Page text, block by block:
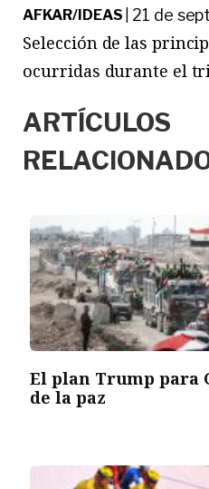
AFKAR/IDEAS 21 de
Selección de las
ocurridas durante el
ARTÍCULOS
El plan Trump para
de la paz